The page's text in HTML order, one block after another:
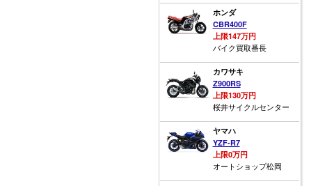
ホンダ
CBR400F
上限147万円
バイク買取番長
カワサキ
Z900RS
上限130万円
桜井サイクルセンター
ヤマハ
YZF-R7
上限0万円
オートショップ松岡